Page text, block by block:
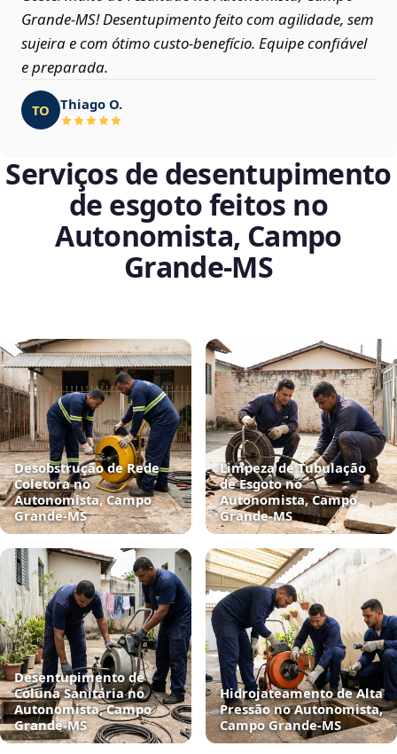
Grande‑MS! Desentupimento feito com agilidade, sem
sujeira e com ótimo custo-benefício. Equipe confiável
e preparada.
TO Thiago O.
Serviços de desentupimento
de esgoto feitos no
Autonomista, Campo
Grande‑MS
Desobstrução de Rede
Coletora no
Autonomista, Campo
Grande‑MS
Limpeza de Tubulação
de Esgoto no
Autonomista, Campo
Grande‑MS
Desentupimento de
Coluna Sanitária no
Autonomista, Campo
Grande‑MS
Hidrojateamento de Alta
Pressão no Autonomista,
Campo Grande‑MS